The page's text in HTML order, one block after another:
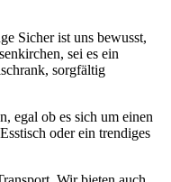
Sicher ist uns bewusst,
sei es ein
sorgfältig
egal ob es sich um einen
oder ein trendiges